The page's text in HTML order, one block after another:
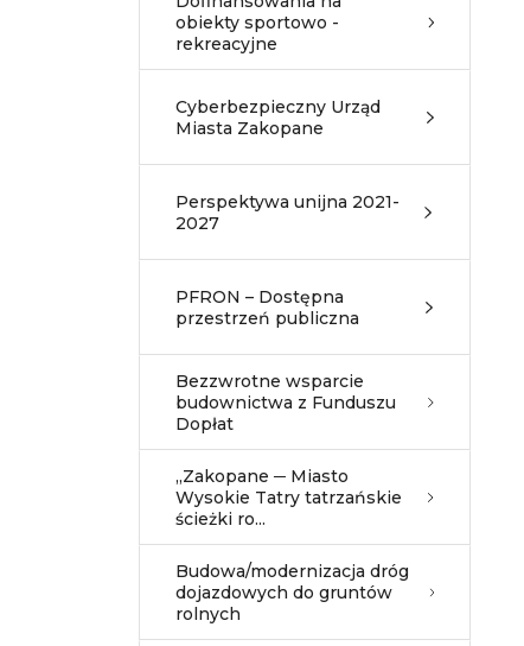
obiekty sportowo -
rekreacyjne
Cyberbezpieczny Urząd
Miasta Zakopane
Perspektywa unijna 2021-
2027
PFRON – Dostępna
przestrzeń publiczna
Bezzwrotne wsparcie
budownictwa z Funduszu
Dopłat
„Zakopane ─ Miasto
Wysokie Tatry tatrzańskie
ścieżki ro...
Budowa/modernizacja dróg
dojazdowych do gruntów
rolnych